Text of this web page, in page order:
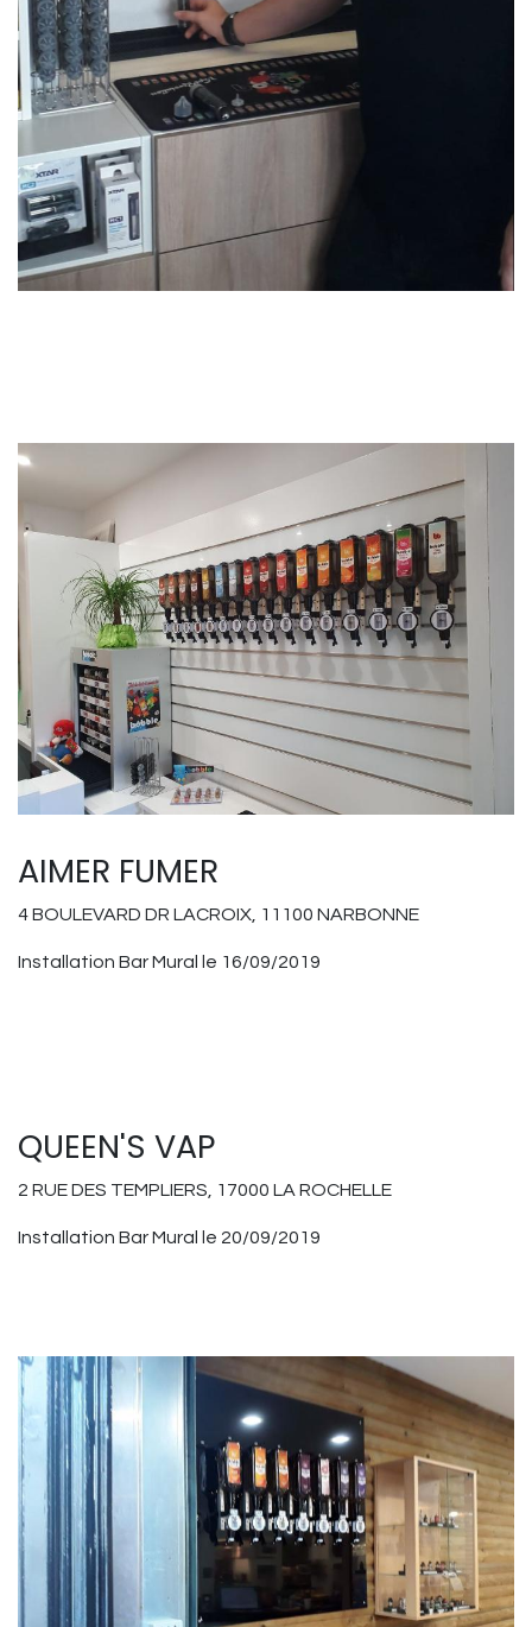
AIMER FUMER
4 BOULEVARD DR LACROIX, 11100 NARBONNE
Installation Bar Mural le 16/09/2019
QUEEN'S VAP
2 RUE DES TEMPLIERS, 17000 LA ROCHELLE
Installation Bar Mural le 20/09/2019